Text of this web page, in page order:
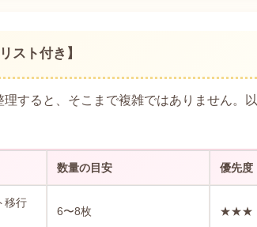
スト付き】
すると、そこまで複雑ではありません。以
数量の目安 優先度
移行
6〜8枚 ★★★